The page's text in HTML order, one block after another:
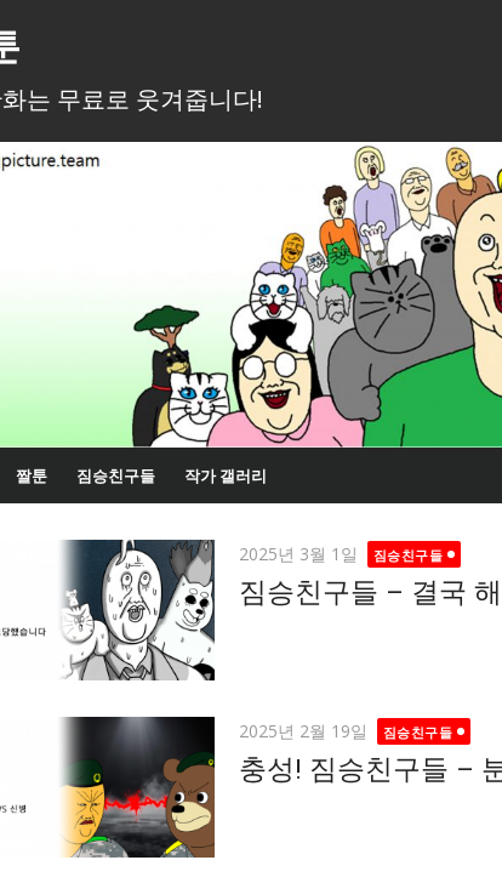
는 무료로 웃겨줍니다!
짤툰 짐승친구들 작가 갤러리
Posted
on
2025년 3월 1일 짐승친구들
짐승친구들 – 결국
Posted
on
2025년 2월 19일 짐승친구들
충성! 짐승친구들 –